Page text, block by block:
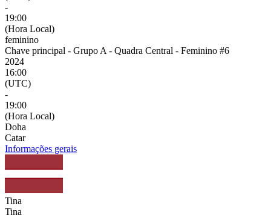
-
19:00
(Hora Local)
feminino
Chave principal - Grupo A - Quadra Central - Feminino #6
2024
16:00
(UTC)
-
19:00
(Hora Local)
Doha
Catar
Informações gerais
Tina
Tina